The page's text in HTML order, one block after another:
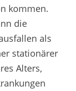
kommen.
die
als
stationärer
Alters,